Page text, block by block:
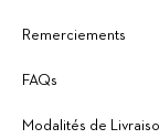
Remerciements
FAQs
Modalités de